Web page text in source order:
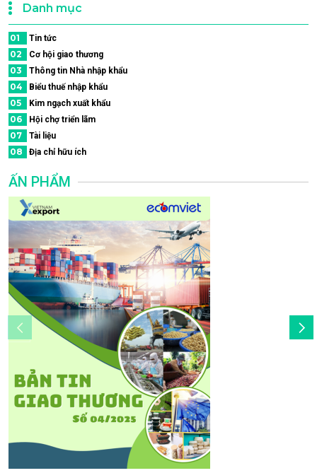
Danh mục
01 Tin tức
02 Cơ hội giao thương
03 Thông tin Nhà nhập khẩu
04 Biểu thuế nhập khẩu
05 Kim ngạch xuất khẩu
06 Hội chợ triển lãm
07 Tài liệu
08 Địa chỉ hữu ích
ẤN PHẨM